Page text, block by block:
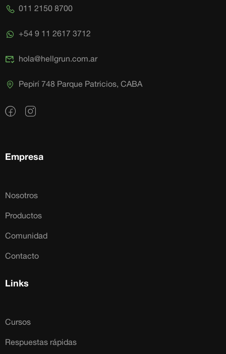
011 2150 8700
+54 9 11 2617 3712
hola@hellgrun.com.ar
Pepirí 748 Parque Patricios, CABA
Empresa
Nosotros
Productos
Comunidad
Contacto
Links
Cursos
Respuestas rápidas